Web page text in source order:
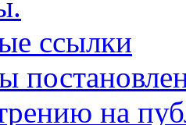
ссылки
на